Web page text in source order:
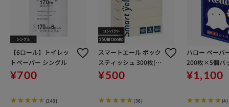
【6ロール】トイレッ
トペーパー シングル
¥700
(243)
スマートエール ボック
スティッシュ 300枚(15
0組) 5箱
¥500
(36)
ハロー ペーパ
200枚×5個パ
2
¥1,100
(4)